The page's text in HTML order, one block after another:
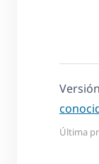
Última